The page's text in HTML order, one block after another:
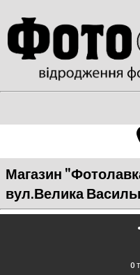
Магазин
вул.Велика
0